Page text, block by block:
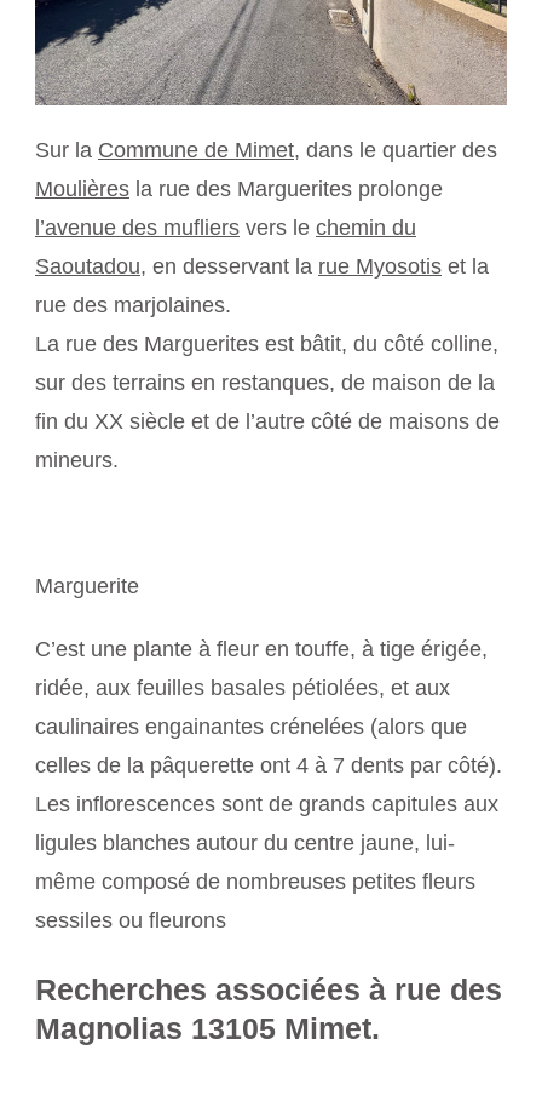
Sur la Commune de Mimet, dans le quartier des
Moulières la rue des Marguerites prolonge
l’avenue des mufliers vers le chemin du
Saoutadou, en desservant la rue Myosotis et la
rue des marjolaines.
La rue des Marguerites est bâtit, du côté colline,
sur des terrains en restanques, de maison de la
fin du XX siècle et de l’autre côté de maisons de
mineurs.
Marguerite
C’est une plante à fleur en touffe, à tige érigée,
ridée, aux feuilles basales pétiolées, et aux
caulinaires engainantes crénelées (alors que
celles de la pâquerette ont 4 à 7 dents par côté).
Les inflorescences sont de grands capitules aux
ligules blanches autour du centre jaune, lui-
même composé de nombreuses petites fleurs
sessiles ou fleurons
Recherches associées à rue des
Magnolias 13105 Mimet.